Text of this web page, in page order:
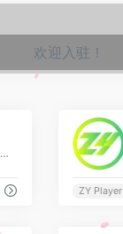
欢迎入驻！
Z-library第三方开源客户端
ZY Player